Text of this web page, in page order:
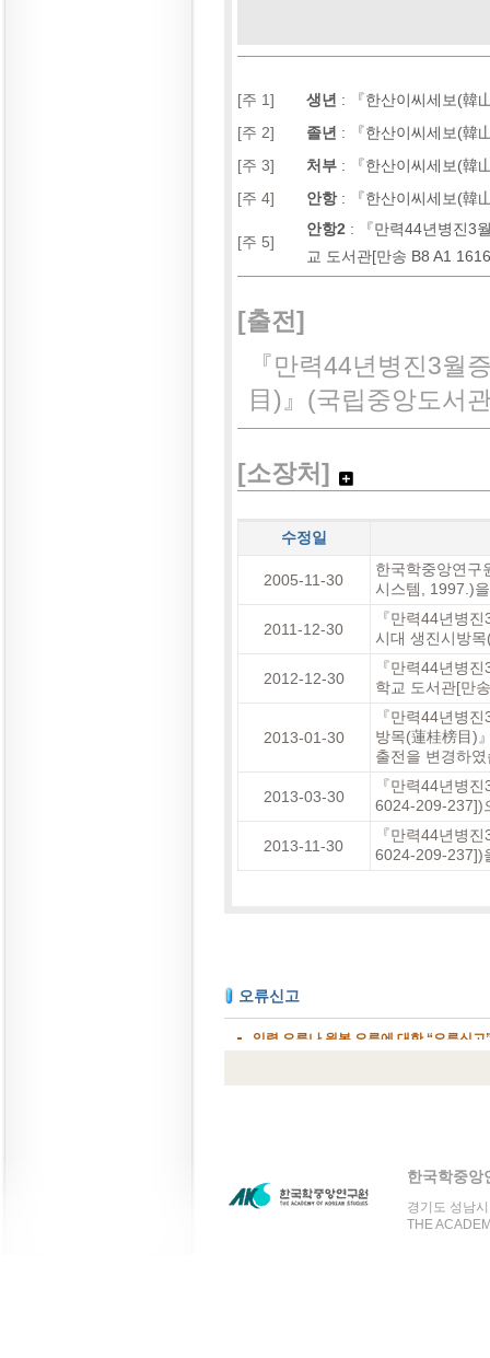
[주 1] 생년 :
『한산이씨세보(
[주 2]
졸년 :
『한산이씨세보(
[주 3]
처부 :
『한산이씨세보(
[주 4]
안항: 『한산이씨세보(
[주 5]
안항2 :
『만력44년병진3
교 도서관[만송 B8 A1
[출전]
『만력44년병진3월
目)』(국립중앙도서
[소장처]
수정일
2005-11-30
한국학중앙연구
시스템, 1997.)
2011-12-30
『만력44년병
시대 생진시방
2012-12-30
『만력44년병
학교 도서관[만
2013-01-30
『만력44년병
방목(蓮桂榜目)
출전을 변경하
2013-03-30
『만력44년병
6024-209-237])
2013-11-30
『만력44년병
6024-209-237])
한국학중앙
경기도 성남
THE